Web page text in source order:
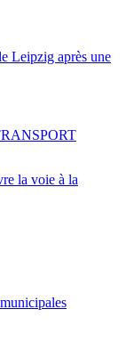
Leipzig après une
la voie à la